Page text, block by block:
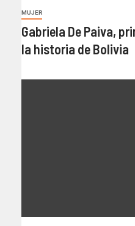
MUJER
Gabriela De Paiva,
la historia de Bolivia